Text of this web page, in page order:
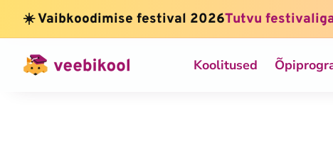
☀️ Vaibkoodimise festival 2026Tutvu
Koolitused